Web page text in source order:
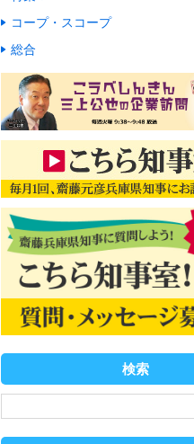
コープ・スコープ
総合
検索